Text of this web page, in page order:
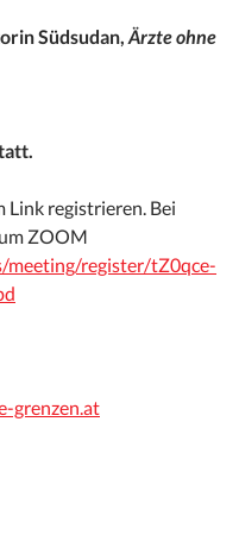
Südsudan, Ärzte ohne
Link registrieren. Bei
ZOOM
meeting/register/tZ0qce-
grenzen.at